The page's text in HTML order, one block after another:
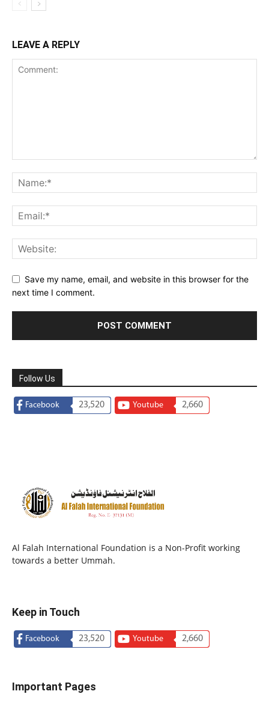
LEAVE A REPLY
Save my name, email, and website in this browser for the
next time I comment.
Follow Us
Facebook 23,520 Youtube 2,660
Al Falah International Foundation is a Non-Profit working
towards a better Ummah.
Keep in Touch
Facebook 23,520 Youtube 2,660
Important Pages